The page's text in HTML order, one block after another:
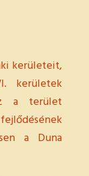
kerületeit,
kerületek
a terület
a Duna